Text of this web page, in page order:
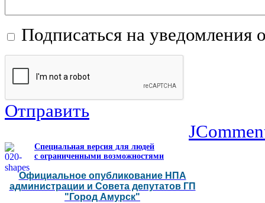
Подписаться на уведомления
Отправить
Специальная версия для людей
с ограниченными возможностями
Официальное опубликование НПА
администрации и Совета депутатов ГП
"Город Амурск"